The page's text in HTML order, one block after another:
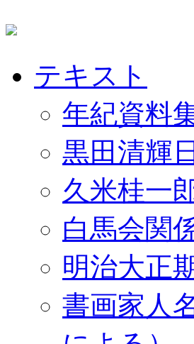
テキスト
年紀資料
黒田清輝
久米桂一
白馬会関
明治大正
書画家人